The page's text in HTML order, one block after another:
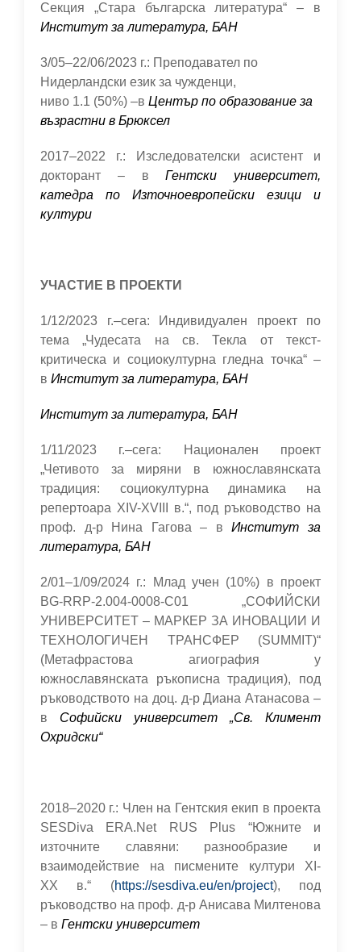
Секция „Стара българска литература“
– в
Институт за литература, БАН
3/05–22/06/2023 г.: Преподавател по
Нидерландски език за чужденци,
ниво 1.1 (50%) –в Център по образование за
възрастни в Брюксел
2017–2022 г.: Изследователски асистент и
докторант – вГентски университет,
катедра по Източноевропейски езици и
култури
УЧАСТИЕ В ПРОЕКТИ
1/12/2023 г.–сега: Индивидуален проект по
тема „Чудесата на св. Текла от текст-
критическа и социокултурна гледна точка“ –
в Институт за литература, БАН
Институт за литература, БАН
1/11/2023 г.–сега: Национален проект
„Четивото за миряни в южнославянската
традиция: социокултурна динамика на
репертоара XIV-XVIII в.“, под ръководство на
проф. д-р Нина Гагова – вИнститут за
литература, БАН
2/01–1/09/2024 г.: Млад учен (10%) в проект
BG-RRP-2.004-0008-C01 „СОФИЙСКИ
УНИВЕРСИТЕТ – МАРКЕР ЗА ИНОВАЦИИ И
ТЕХНОЛОГИЧЕН ТРАНСФЕР (SUMMIT)“
(Метафрастова агиография у
южнославянската ръкописна традиция), под
ръководството на доц. д-р Диана Атанасова –
в Софийски университет „Св. Климент
Охридски“
2018–2020 г.: Член на Гентския екип в проекта
SESDiva ERA.Net RUS Plus “Южните и
източните славяни: разнообразие и
взаимодействие на писмените култури XI-
XX в.“ (https://sesdiva.eu/en/project), под
ръководство на проф. д-р Анисава Милтенова
– в Гентски университет